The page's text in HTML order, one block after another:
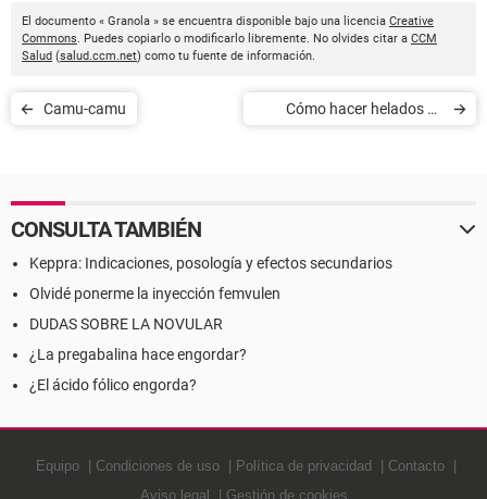
El documento « Granola » se encuentra disponible bajo una licencia Creative
Commons. Puedes copiarlo o modificarlo libremente. No olvides citar a CCM
Salud (salud.ccm.net) como tu fuente de información.
Camu-camu
Cómo hacer helados en
CONSULTA TAMBIÉN
Keppra: Indicaciones, posología y efectos secundarios
Olvidé ponerme la inyección femvulen
DUDAS SOBRE LA NOVULAR
¿La pregabalina hace engordar?
¿El ácido fólico engorda?
Equipo Condiciones de uso Política de privacidad
Contacto
Aviso legal
Gestión de cookies